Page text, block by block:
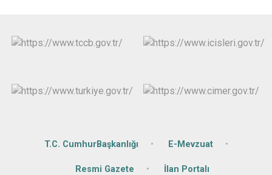
T.C. CumhurBaşkanlığı E-Mevzuat
Resmi Gazete İlan Portalı